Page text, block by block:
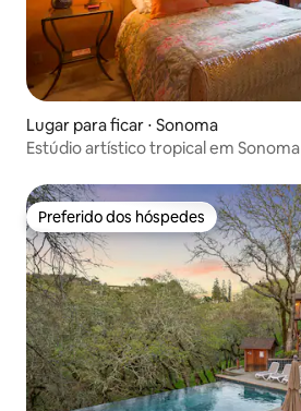
Lugar para ficar ⋅ Sonoma
Estúdio artístico tropical em Sonoma
Preferido dos hóspedes
Preferido dos hóspedes